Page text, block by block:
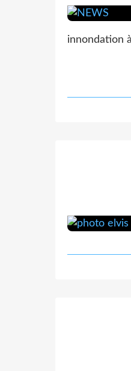
innondation